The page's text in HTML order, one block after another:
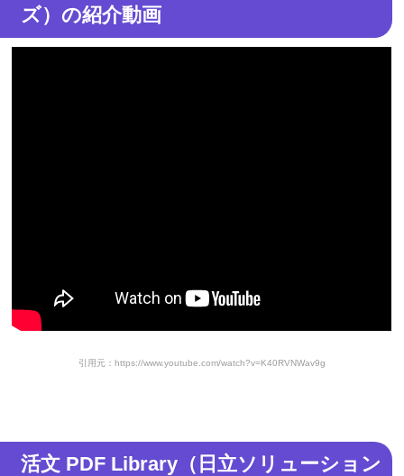
ズ）の紹介動画
引用元：https://www.youtube.com/watch?v=K40RVNWav9g
活文 PDF Library（日立ソリューション